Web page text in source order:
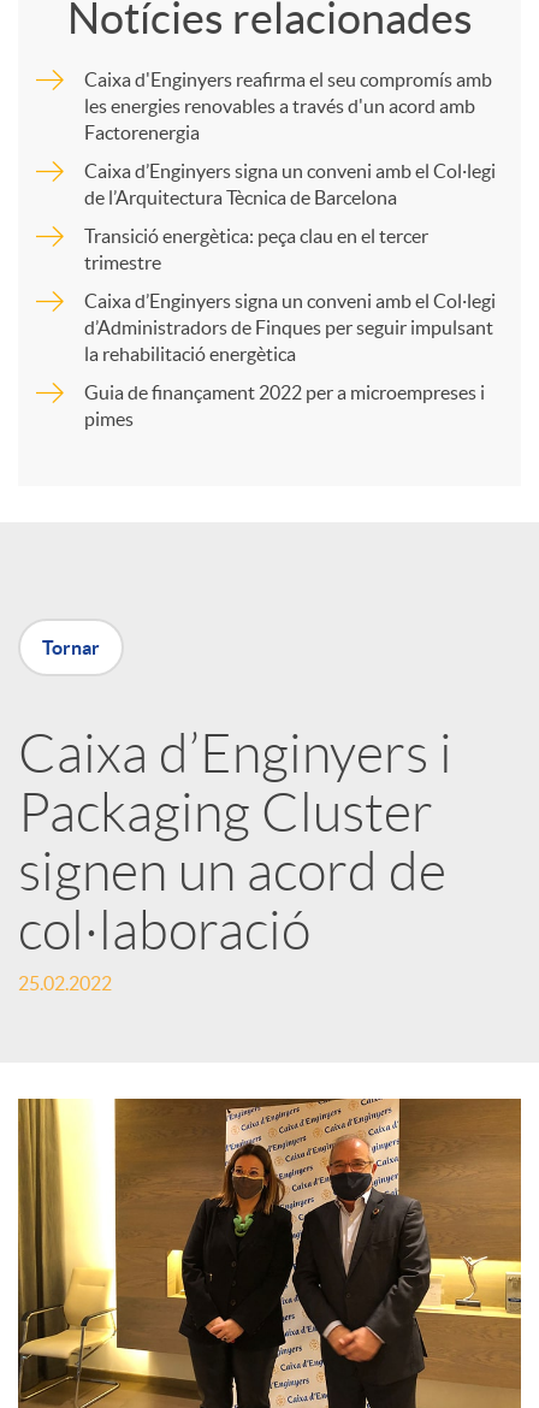
m
r
X
a
r
x
e
S
o
c
i
Notícies relacionades
Caixa d'Enginyers reafirma el seu compromís amb
les energies renovables a través d'un acord amb
Factorenergia
Caixa d’Enginyers signa un conveni amb el Col·legi
de l’Arquitectura Tècnica de Barcelona
Transició energètica: peça clau en el tercer
trimestre
Caixa d’Enginyers signa un conveni amb el Col·legi
d’Administradors de Finques per seguir impulsant
la rehabilitació energètica
Guia de finançament 2022 per a microempreses i
pimes
Tornar
Caixa d’Enginyers i
Packaging Cluster
signen un acord de
col·laboració
25.02.2022